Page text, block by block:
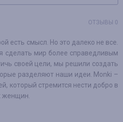
ОТЗЫВЫ 0
есть смысл. Но это далеко не все.
сделать мир более справедливым
своей цели, мы решили создать
разделяют наши идеи. Monki –
который стремится нести добро в
женщин.